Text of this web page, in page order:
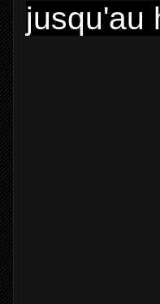
jusqu'au